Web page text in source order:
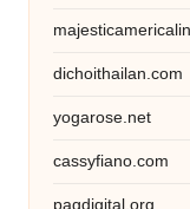
dichoithailan.com
yogarose.net
cassyfiano.com
pagdigital.org